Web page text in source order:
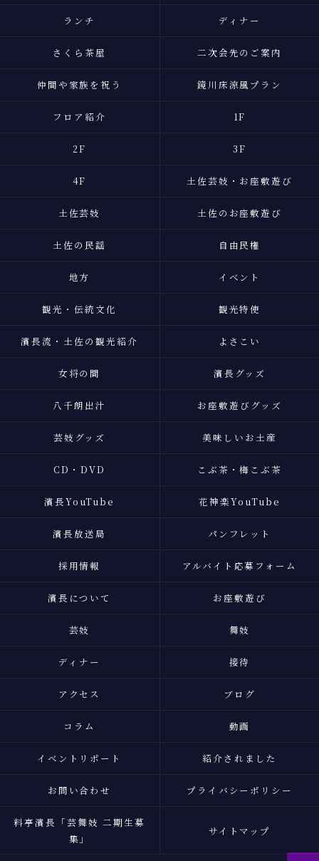
ランチ ディナー
さくら茶屋 二次会先のご案内
仲間や家族を祝う 鏡川床涼風プラン
フロア紹介 1F
2F 3F
4F 土佐芸妓・お座敷遊び
土佐芸妓 土佐のお座敷遊び
土佐の民謡 自由民権
地方 イベント
観光・伝統文化 観光特使
濱長流・土佐の観光紹介 よさこい
女将の間 濱長グッズ
八千朗出汁 お座敷遊びグッズ
芸妓グッズ 美味しいお土産
CD・DVD こぶ茶・梅こぶ茶
濱長YouTube 花神楽YouTube
濱長放送局 パンフレット
採用情報 アルバイト応募フォーム
濱長について お座敷遊び
芸妓 舞妓
ディナー 接待
アクセス ブログ
コラム 動画
イベントリポート 紹介されました
お問い合わせ プライバシーポリシー
料亭濱長「芸舞妓 二期生募
集」
サイトマップ